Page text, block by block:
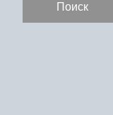
Поиск